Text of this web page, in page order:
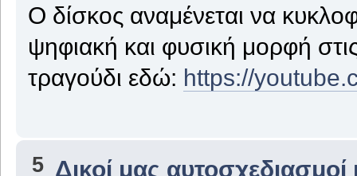
Ο δίσκος αναμένεται να
ψηφιακή και φυσική μορφή
τραγούδι εδώ: https://
5 Δικοί μας αυτοσχεδιασμοί